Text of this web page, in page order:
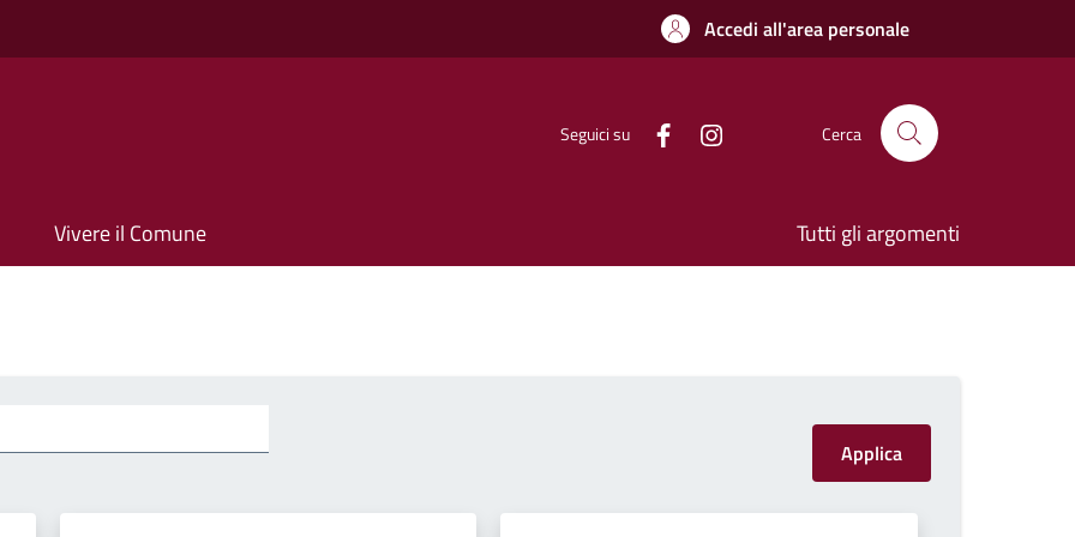
Accedi all'area personale
Seguici su Cerca
Vivere il Comune Tutti gli argomenti